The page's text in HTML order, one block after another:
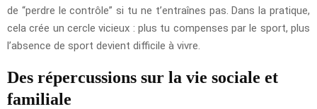
de “perdre le contrôle” si tu ne t’entraînes pas. Dans la pratique,
cela crée un cercle vicieux : plus tu compenses par le sport, plus
l’absence de sport devient difficile à vivre.
Des répercussions sur la vie sociale et
familiale